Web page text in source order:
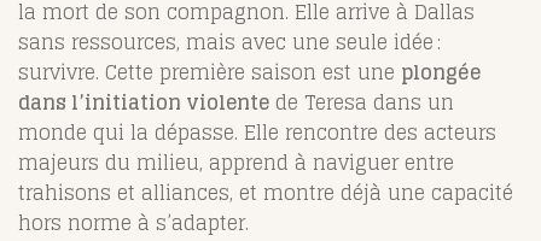
la mort de son compagnon. Elle arrive à Dallas
sans ressources, mais avec une seule idée :
survivre. Cette première saison est une plongée
dans l’initiation violente de Teresa dans un
monde qui la dépasse. Elle rencontre des acteurs
majeurs du milieu, apprend à naviguer entre
trahisons et alliances, et montre déjà une capacité
hors norme à s’adapter.